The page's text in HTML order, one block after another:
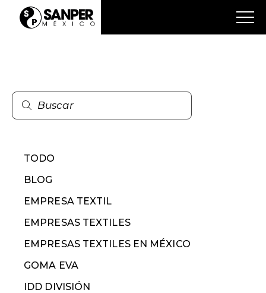
TODO
BLOG
EMPRESA TEXTIL
EMPRESAS TEXTILES
EMPRESAS TEXTILES EN MÉXICO
GOMA EVA
IDD DIVISIÓN